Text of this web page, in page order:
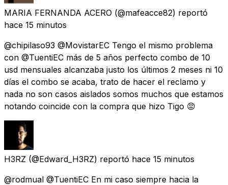
MARIA FERNANDA ACERO (@mafeacce82) reportó
hace 15 minutos
@chipilaso93 @MovistarEC Tengo el mismo problema
con @TuentiEC más de 5 años perfecto combo de 10
usd mensuales alcanzaba justo los últimos 2 meses ni 10
días el combo se acaba, trato de hacer el reclamo y
nada no son casos aislados somos muchos que estamos
notando coincide con la compra que hizo Tigo 😡
H3RZ (@Edward_H3RZ) reportó hace 15 minutos
@rodmual @TuentiEC En mi caso siempre hacia la